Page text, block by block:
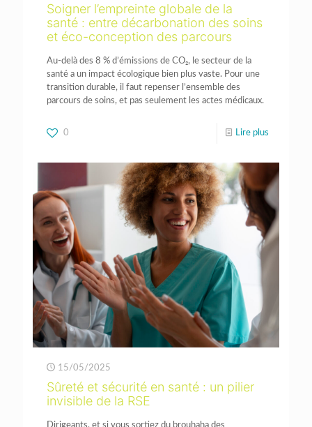
Soigner l’empreinte globale de la
santé : entre décarbonation des soins
et éco-conception des parcours
Au-delà des 8 % d’émissions de CO₂, le secteur de la
santé a un impact écologique bien plus vaste. Pour une
transition durable, il faut repenser l’ensemble des
parcours de soins, et pas seulement les actes médicaux.
0 Lire plus
15/05/2025
Sûreté et sécurité en santé : un pilier
invisible de la RSE